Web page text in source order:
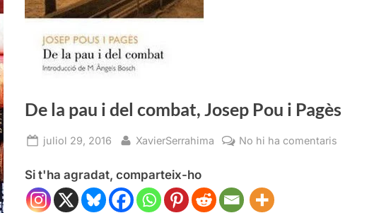
De la pau i del combat, Josep Pou i Pagès
Posted
juliol 29, 2016 By
XavierSerrahima No hi ha comentaris
Si t'ha agradat, comparteix-ho